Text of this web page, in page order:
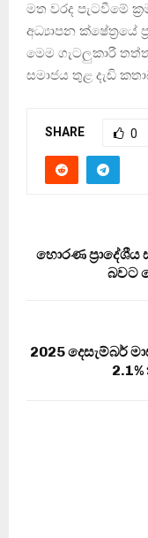
මත වරද පැටවීමේ
අධ්‍යාපන
මෙම ගැටලුකාරී
සමාජය තුළ දැඩි
SHARE 0
හොරණ ප්‍රාදේශීය
බවට
2025 දෙසැම්බර්